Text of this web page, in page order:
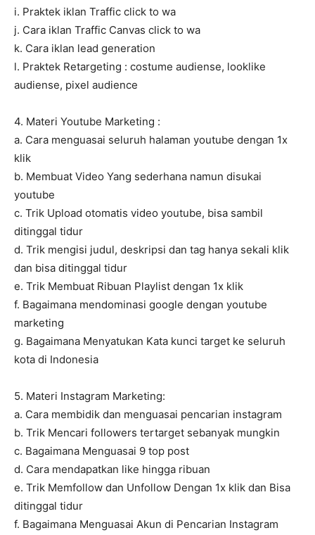
i. Praktek iklan Traffic click to wa
j. Cara iklan Traffic Canvas click to wa
k. Cara iklan lead generation
l. Praktek Retargeting : costume audiense, looklike
audiense, pixel audience
4. Materi Youtube Marketing :
a. Cara menguasai seluruh halaman youtube dengan 1x
klik
b. Membuat Video Yang sederhana namun disukai
youtube
c. Trik Upload otomatis video youtube, bisa sambil
ditinggal tidur
d. Trik mengisi judul, deskripsi dan tag hanya sekali klik
dan bisa ditinggal tidur
e. Trik Membuat Ribuan Playlist dengan 1x klik
f. Bagaimana mendominasi google dengan youtube
marketing
g. Bagaimana Menyatukan Kata kunci target ke seluruh
kota di Indonesia
5. Materi Instagram Marketing:
a. Cara membidik dan menguasai pencarian instagram
b. Trik Mencari followers tertarget sebanyak mungkin
c. Bagaimana Menguasai 9 top post
d. Cara mendapatkan like hingga ribuan
e. Trik Memfollow dan Unfollow Dengan 1x klik dan Bisa
ditinggal tidur
f. Bagaimana Menguasai Akun di Pencarian Instagram